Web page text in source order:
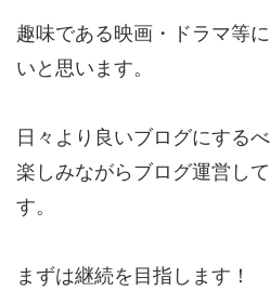
趣味である映画・ドラマ等
いと思います。
日々より良いブログにする
楽しみながらブログ運営し
す。
まずは継続を目指します！